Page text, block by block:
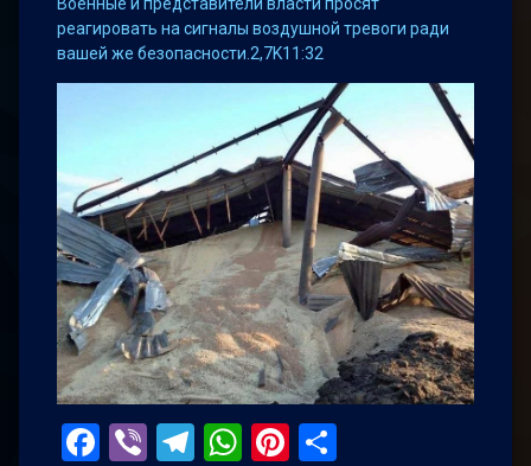
реагировать на сигналы воздушной тревоги ради
вашей же безопасности.2,7K11:32
Facebook
ViberTelegram
WhatsApp
Pinterest